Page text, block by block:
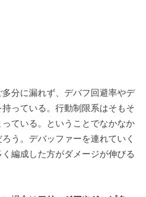
分に漏れず、デバフ回避率やデ
っている。行動制限系はそもそ
ている。ということでなかなか
う。デバッファーを連れていく
編成した方がダメージが伸びる